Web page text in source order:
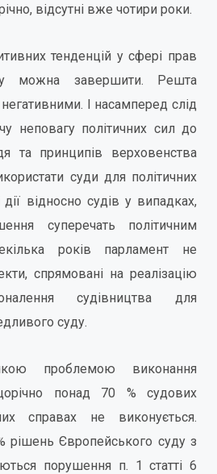
відсутні вже чотири роки.
тенденцій у сфері прав
можна завершити. Решта
І насамперед слід
неповагу політичних сил до
та принципів верховенства
суди для політичних
відносно судів у випадках,
суперечать політичним
років парламент не
спрямовані на реалізацію
судівництва для
суду.
проблемою виконання
понад 70 % судових
справах не виконується.
рішень Європейського суду з
порушення п. 1 статті 6